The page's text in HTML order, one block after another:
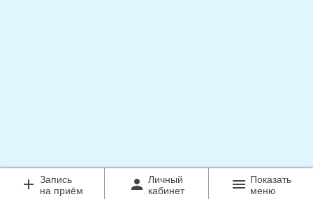
add Запись
на приём
person Личный
кабинет
menu Показать
меню